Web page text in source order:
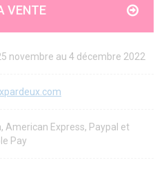
VENTE
novembre au 4 décembre 2022
American Express, Paypal et
Pay